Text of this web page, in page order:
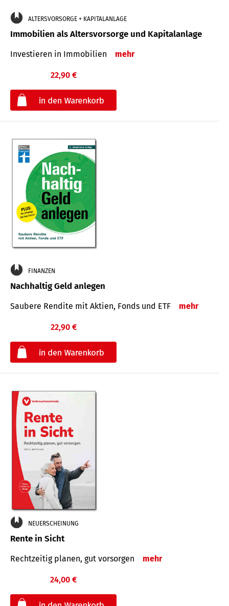
ALTERSVORSORGE + KAPITALANLAGE
Immobilien als Altersvorsorge und Kapitalanlage
Investieren in Immobilien mehr
22,90 €
FINANZEN
Nachhaltig Geld anlegen
Saubere Rendite mit Aktien, Fonds und ETF mehr
22,90 €
NEUERSCHEINUNG
Rente in Sicht
Rechtzeitig planen, gut vorsorgen mehr
24,00 €